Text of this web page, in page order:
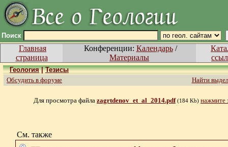
Поиск
Главная
страница
Конференции: Календарь/
Материалы
Геология|Тезисы
Обсудить в форуме
Найти
Для просмотра файла zagrtdenov_et_al_2014.pdf (184 Kb) нажмите
См. также